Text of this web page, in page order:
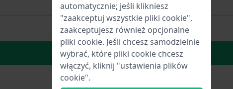
do Listy Życzeń
automatycznie; jeśli klikniesz
"zaakceptuj wszystkie pliki cookie",
zaakceptujesz również opcjonalne
pliki cookie. Jeśli chcesz samodzielnie
wybrać, które pliki cookie chcesz
włączyć, kliknij "ustawienia plików
cookie".